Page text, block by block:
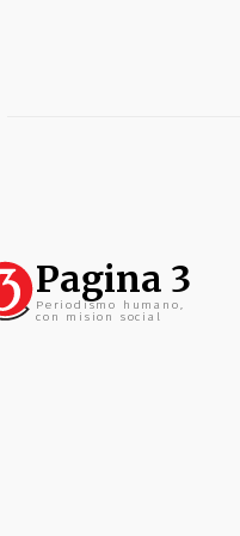
Pagina 3
Periodismo humano,
con mision social